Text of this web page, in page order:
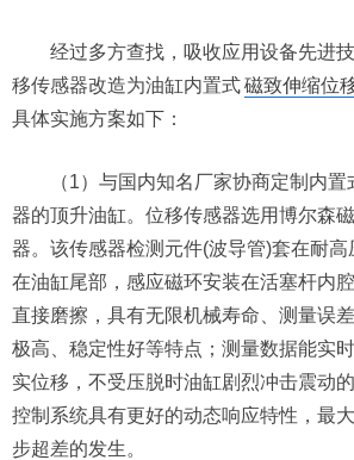
经过多方查找，吸收应用设备先进
移传感器改造为油缸内置式磁致伸缩位
具体实施方案如下：
（1）与国内知名厂家协商定制内
器的顶升油缸。位移传感器选用博尔森
器。该传感器检测元件(波导管)套在耐
在油缸尾部，感应磁环安装在活塞杆内
直接磨擦，具有无限机械寿命、测量误
极高、稳定性好等特点；测量数据能实
实位移，不受压脱时油缸剧烈冲击震动
控制系统具有更好的动态响应特性，最
步超差的发生。